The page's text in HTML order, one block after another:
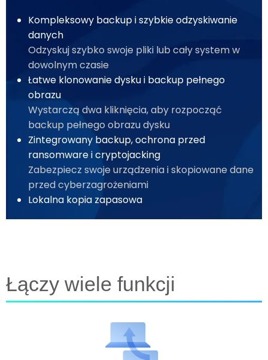
Kompleksowy backup i szybkie odzyskiwanie
danych
Odzyskuj szybko swoje pliki lub cały system w
dowolnym czasie
Łatwe klonowanie dysku i backup pełnego
obrazu
Wystarczą dwa kliknięcia, aby rozpocząć
backup pełnego obrazu dysku
Zintegrowany backup, ochrona przed
ransomware i cryptojacking
Zabezpiecz swoje urządzenia i skopiowane dane
przed cyberzagrożeniami
Lokalna kopia zapasowa
Łączy wiele funkcji